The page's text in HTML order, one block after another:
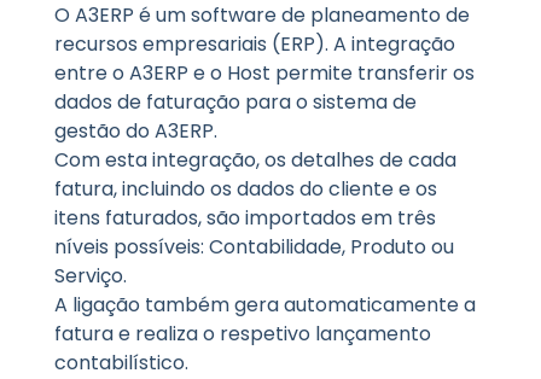
O A3ERP é um software de planeamento de
recursos empresariais (ERP). A integração
entre o A3ERP e o Host permite transferir os
dados de faturação para o sistema de
gestão do A3ERP.
Com esta integração, os detalhes de cada
fatura, incluindo os dados do cliente e os
itens faturados, são importados em três
níveis possíveis: Contabilidade, Produto ou
Serviço.
A ligação também gera automaticamente a
fatura e realiza o respetivo lançamento
contabilístico.